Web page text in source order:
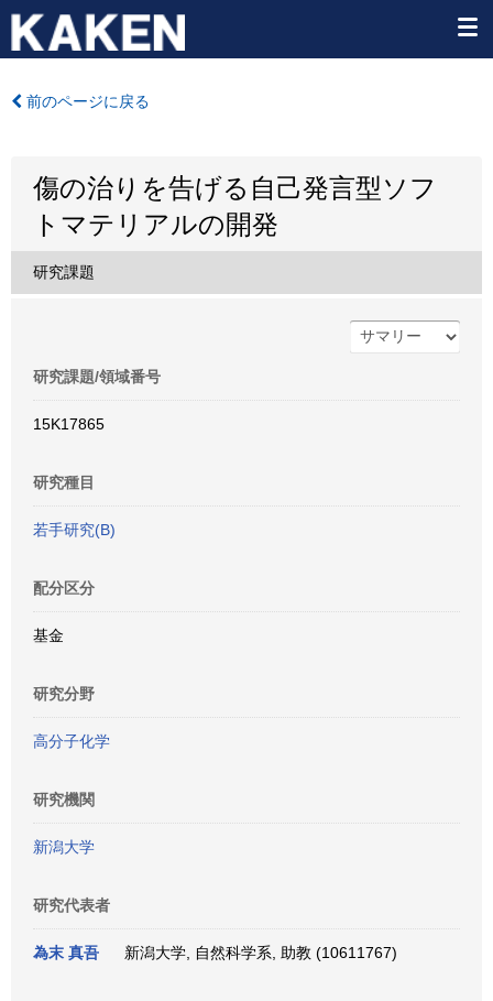
前のページに戻る
傷の治りを告げる自己発言型ソフ
トマテリアルの開発
研究課題
研究課題/領域番号
15K17865
研究種目
若手研究(B)
配分区分
基金
研究分野
高分子化学
研究機関
新潟大学
研究代表者
為末 真吾 新潟大学, 自然科学系, 助教 (10611767)